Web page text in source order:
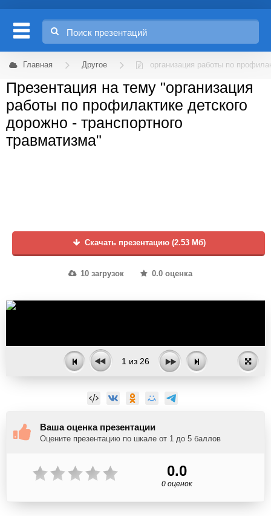
Главная Другое организация работы по
Презентация на тему "организация
работы по профилактике детского
дорожно - транспортного
травматизма"
Скачать презентацию (2.53 Мб)
10 загрузок 0.0 оценка
1 из 26
Ваша оценка презентации
Оцените презентацию по шкале от 1 до 5 баллов
0.0
0 оценок